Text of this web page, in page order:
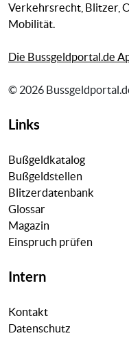
Verkehrsrecht, Blitzer,
Mobilität.
Die Bussgeldportal.de
© 2026
Links
Bußgeldkatalog
Bußgeldstellen
Blitzerdatenbank
Glossar
Magazin
Einspruch prüfen
Intern
Kontakt
Datenschutz